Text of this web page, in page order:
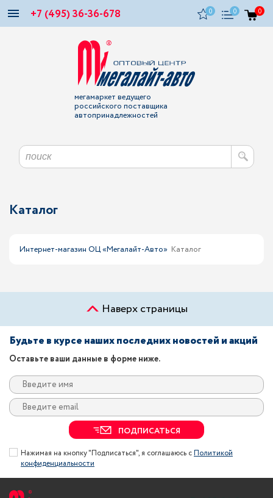
+7 (495) 36-36-678 0 0 0
мегамаркет ведущего
российского поставщика
автопринадлежностей
Каталог
Интернет-магазин ОЦ «Мегалайт-Авто» Каталог
Наверх страницы
Будьте в курсе наших последних новостей и акций
Оставьте ваши данные в форме ниже.
ПОДПИСАТЬСЯ
Нажимая на кнопку "Подписаться", я соглашаюсь сПолитикой
конфиденциальности